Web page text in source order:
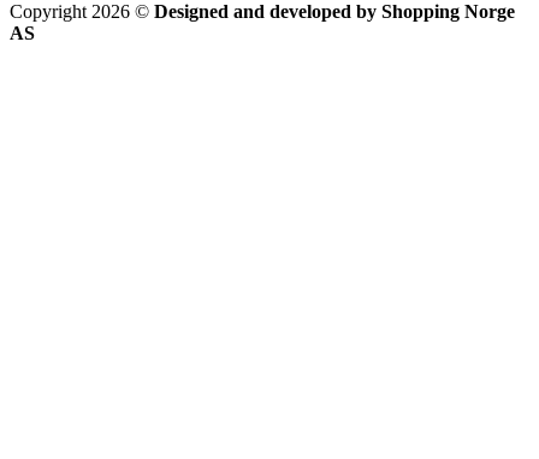
Copyright 2026 © Designed and developed by Shopping Norge
AS